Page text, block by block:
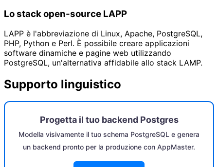
Lo stack open-source LAPP
LAPP è l'abbreviazione di Linux, Apache, PostgreSQL,
PHP, Python e Perl. È possibile creare applicazioni
software dinamiche e pagine web utilizzando
PostgreSQL, un'alternativa affidabile allo stack LAMP.
Supporto linguistico
Progetta il tuo backend Postgres
Modella visivamente il tuo schema PostgreSQL e genera
un backend pronto per la produzione con AppMaster.